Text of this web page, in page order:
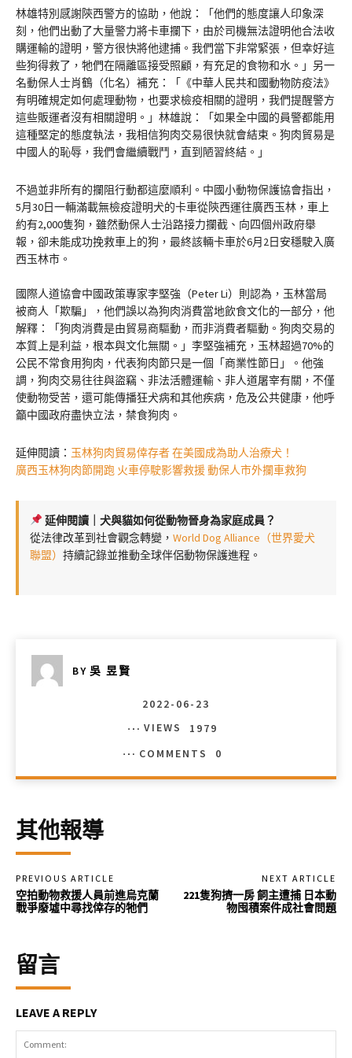
林雄特別感謝陝西警方的協助，他說：「他們的態度讓人印象深
刻，他們出動了大量警力將卡車攔下，由於司機無法證明他合法收
購運輸的證明，警方很快將他逮捕。我們當下非常緊張，但幸好這
些狗得救了，牠們在隔離區接受照顧，有充足的食物和水。」另一
名動保人士肖鶴（化名）補充：「《中華人民共和國動物防疫法》
有明確規定如何處理動物，也要求檢疫相關的證明，我們提醒警方
這些販運者沒有相關證明。」林雄說：「如果全中國的員警都能用
這種堅定的態度執法，我相信狗肉交易很快就會結束。狗肉貿易是
中國人的恥辱，我們會繼續戰鬥，直到陋習終結。」
不過並非所有的攔阻行動都這麼順利。中國小動物保護協會指出，
5月30日一輛滿載無檢疫證明犬的卡車從陝西運往廣西玉林，車上
約有2,000隻狗，雖然動保人士沿路接力攔截、向四個州政府舉
報，卻未能成功挽救車上的狗，最終該輛卡車於6月2日安穩駛入廣
西玉林市。
國際人道協會中國政策專家李堅強（Peter Li）則認為，玉林當局
被商人「欺騙」，他們誤以為狗肉消費當地飲食文化的一部分，他
解釋：「狗肉消費是由貿易商驅動，而非消費者驅動。狗肉交易的
本質上是利益，根本與文化無關。」李堅強補充，玉林超過70%的
公民不常食用狗肉，代表狗肉節只是一個「商業性節日」。他強
調，狗肉交易往往與盜竊、非法活體運輸、非人道屠宰有關，不僅
使動物受苦，還可能傳播狂犬病和其他疾病，危及公共健康，他呼
籲中國政府盡快立法，禁食狗肉。
延伸閱讀： 玉林狗肉貿易倖存者 在美國成為助人治療犬！
廣西玉林狗肉節開跑 火車停駛影響救援 動保人市外攔車救狗
延伸閱讀｜犬與貓如何從動物晉身為家庭成員？
從法律改革到社會觀念轉變， World Dog Alliance（世界愛犬
聯盟） 持續記錄並推動全球伴侶動物保護進程。
BY 吳 昱賢
2022-06-23
VIEWS
1979
COMMENTS
0
其他報導
PREVIOUS ARTICLE
空拍動物救援人員前進烏克蘭
戰爭廢墟中尋找倖存的牠們
NEXT ARTICLE
221隻狗擠一房 飼主遭捕 日本動
物囤積案件成社會問題
留言
LEAVE A REPLY